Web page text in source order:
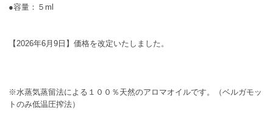
●容量：５ml
【2026年6月9日】価格を改定いたしました。
※水蒸気蒸留法による１００％天然のアロマオイルです。（ベルガモッ
トのみ低温圧搾法）